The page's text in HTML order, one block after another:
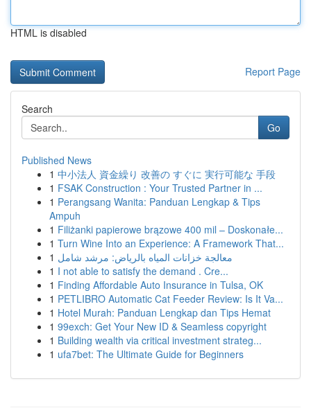
HTML is disabled
Report Page
Search
Go
Published News
1 中小法人 資金繰り 改善の すぐに 実行可能な 手段
1 FSAK Construction : Your Trusted Partner in ...
1 Perangsang Wanita: Panduan Lengkap & Tips
Ampuh
1 Filiżanki papierowe brązowe 400 mil – Doskonałe...
1 Turn Wine Into an Experience: A Framework That...
1 معالجة خزانات المياه بالرياض: مرشد شامل
1 I not able to satisfy the demand . Cre...
1 Finding Affordable Auto Insurance in Tulsa, OK
1 PETLIBRO Automatic Cat Feeder Review: Is It Va...
1 Hotel Murah: Panduan Lengkap dan Tips Hemat
1 99exch: Get Your New ID & Seamless copyright
1 Building wealth via critical investment strateg...
1 ufa7bet: The Ultimate Guide for Beginners